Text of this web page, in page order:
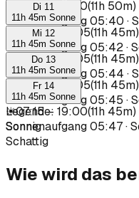
☀ 07:20– 19:10(11h 50m)
Sonnenaufgang05:40 ·
Di 11
11h 45m Sonne
☀ 07:20– 19:05(11h 45m)
Sonnenaufgang05:42·
Mi 12
11h 45m Sonne
☀ 07:20– 19:05(11h 45m)
Sonnenaufgang05:44 ·
Do 13
11h 45m Sonne
☀ 07:20– 19:05(11h 45m)
Sonnenaufgang05:45 ·
Fr 14
11h 45m Sonne
☀07:15– 19:00(11h 45m)
Sonnenaufgang05:47·
Legende:
Sonnig
Schattig
Wie wird das